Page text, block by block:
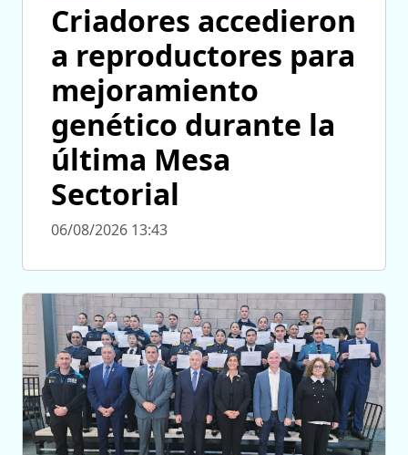
Criadores accedieron
a reproductores para
mejoramiento
genético durante la
última Mesa
Sectorial
06/08/2026 13:43